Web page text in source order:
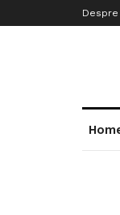
Despre